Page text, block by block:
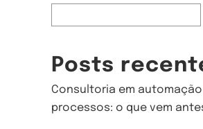
Posts
Consultoria em
processos: o que vem